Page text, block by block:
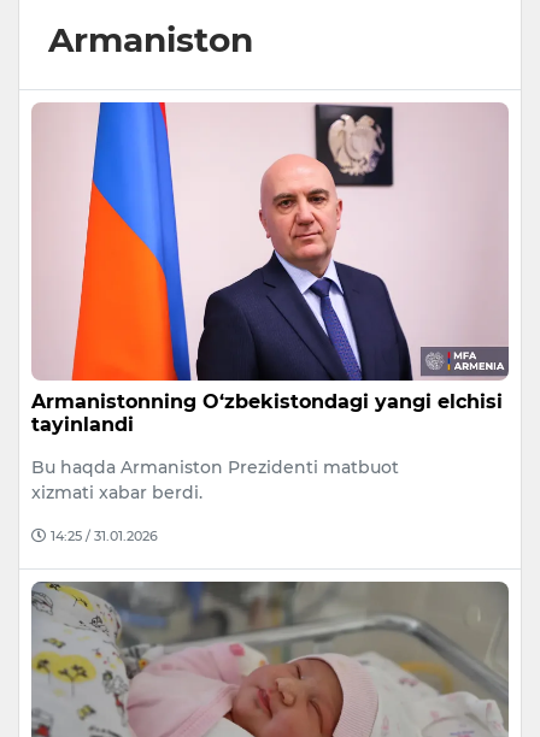
Armaniston
Armanistonning O‘zbekistondagi yangi elchisi
tayinlandi
Bu haqda Armaniston Prezidenti matbuot
xizmati xabar berdi.
14:25 / 31.01.2026